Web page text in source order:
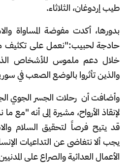
طيب إردوغان، الثلاثاء.
بدورها، أكدت مفوضة المساواة
حادجة لحبيب:"نعمل على تكثيف
خلال دعم ملموس للأشخاص
والذين تأثروا بالوضع الصعب في
وأضافت أن رحلات الجسر الجوي
لإنقاذ الأرواح، مشيرة إلى أنه "مع
قد يتيح فرصاً لتحقيق السلام
يجب ألا نتغاضى عن التداعيات
الأعمال العدائية والصراع على